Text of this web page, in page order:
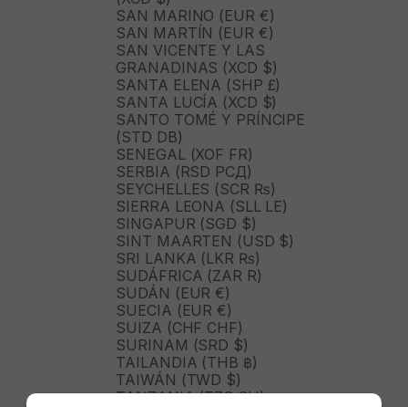
SAN MARINO (EUR €)
SAN MARTÍN (EUR €)
SAN VICENTE Y LAS
GRANADINAS (XCD $)
SANTA ELENA (SHP £)
SANTA LUCÍA (XCD $)
SANTO TOMÉ Y PRÍNCIPE
(STD DB)
SENEGAL (XOF FR)
SERBIA (RSD РСД)
SEYCHELLES (SCR ₨)
SIERRA LEONA (SLL LE)
SINGAPUR (SGD $)
SINT MAARTEN (USD $)
SRI LANKA (LKR ₨)
SUDÁFRICA (ZAR R)
SUDÁN (EUR €)
SUECIA (EUR €)
SUIZA (CHF CHF)
SURINAM (SRD $)
TAILANDIA (THB ฿)
TAIWÁN (TWD $)
TANZANIA (TZS SH)